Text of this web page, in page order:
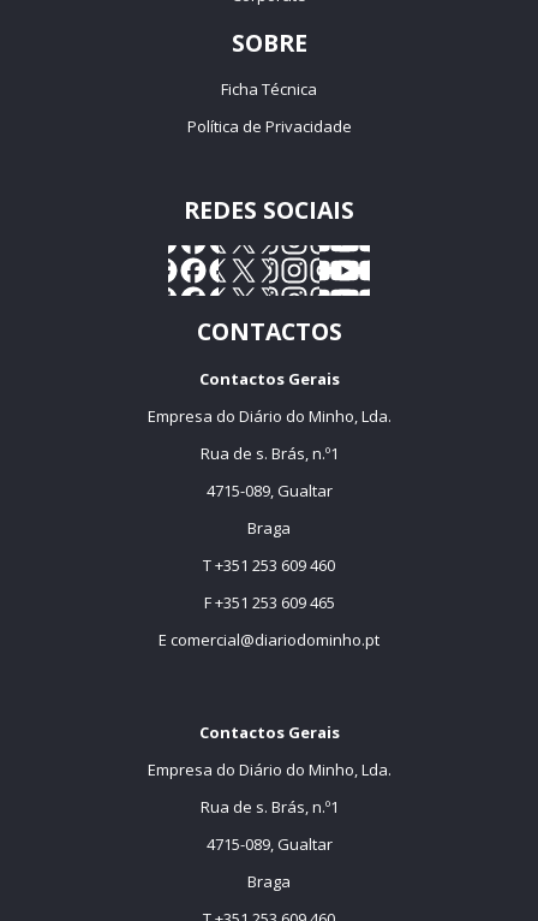
SOBRE
Ficha Técnica
Política de Privacidade
REDES SOCIAIS
CONTACTOS
Contactos Gerais
Empresa do Diário do Minho, Lda.
Rua de s. Brás, n.º1
4715-089, Gualtar
Braga
T +351 253 609 460
F +351 253 609 465
E comercial@diariodominho.pt
Contactos Gerais
Empresa do Diário do Minho, Lda.
Rua de s. Brás, n.º1
4715-089, Gualtar
Braga